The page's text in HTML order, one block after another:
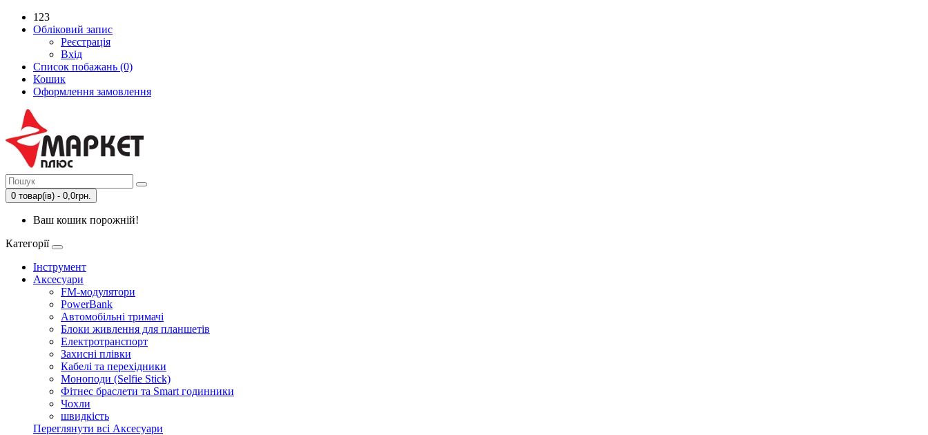
123
Обліковий запис
Реєстрація
Вхід
Список побажань (0)
Кошик
Оформлення замовлення
0 товар(ів) - 0,0грн.
Ваш кошик порожній!
Категорії
Інструмент
Аксесуари
FM-модулятори
PowerBank
Автомобільні тримачі
Блоки живлення для планшетів
Електротранспорт
Захисні плівки
Кабелі та перехідники
Моноподи (Selfie Stick)
Фітнес браслети та Smart годинники
Чохли
швидкість
Переглянути всі Аксесуари